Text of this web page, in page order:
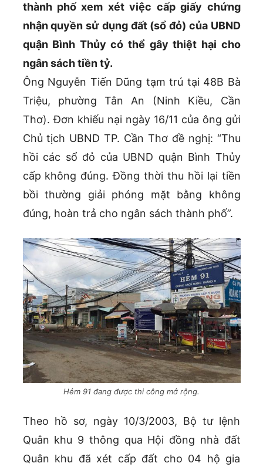
thành phố xem xét việc cấp giấy chứng
nhận quyền sử dụng đất (sổ đỏ) của UBND
quận Bình Thủy có thể gây thiệt hại cho
ngân sách tiền tỷ.
Ông Nguyễn Tiến Dũng tạm trú tại 48B Bà
Triệu, phường Tân An (Ninh Kiều, Cần
Thơ). Đơn khiếu nại ngày 16/11 của ông gửi
Chủ tịch UBND TP. Cần Thơ đề nghị: “Thu
hồi các sổ đỏ của UBND quận Bình Thủy
cấp không đúng. Đồng thời thu hồi lại tiền
bồi thường giải phóng mặt bằng không
đúng, hoàn trả cho ngân sách thành phố”.
Hẻm 91 đang được thi công mở rộng.
Theo hồ sơ, ngày 10/3/2003, Bộ tư lệnh
Quân khu 9 thông qua Hội đồng nhà đất
Quân khu đã xét cấp đất cho 04 hộ gia